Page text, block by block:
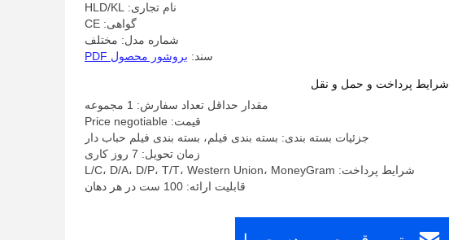
نام تجاری: HLD/KL
گواهی: CE
شماره مدل: مختلف
سند: بروشور محصول PDF
شرایط پرداخت و حمل و نقل
مقدار حداقل تعداد سفارش: 1 مجموعه
قیمت: Price negotiable
جزئیات بسته بندی: بسته بندی فیلم، بسته بندی فیلم حباب دار
زمان تحویل: 7 روز کاری
شرایط پرداخت: L/C، D/A، D/P، T/T، Western Union، MoneyGram
قابلیت ارائه: 100 ست در هر دهان